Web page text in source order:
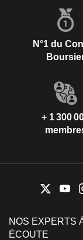
N°1 du
+ 1 300
NOS EXPERTS
ÉCOUTE